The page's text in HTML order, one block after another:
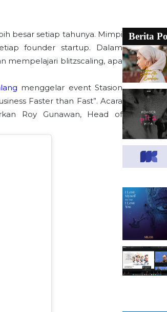
besar setiap tahunya. Mimpi
founder startup. Dalam
mempelajari blitzscaling, apa
menggelar event Stasion
Faster than Fast”. Acara
Roy Gunawan, Head of
Berita